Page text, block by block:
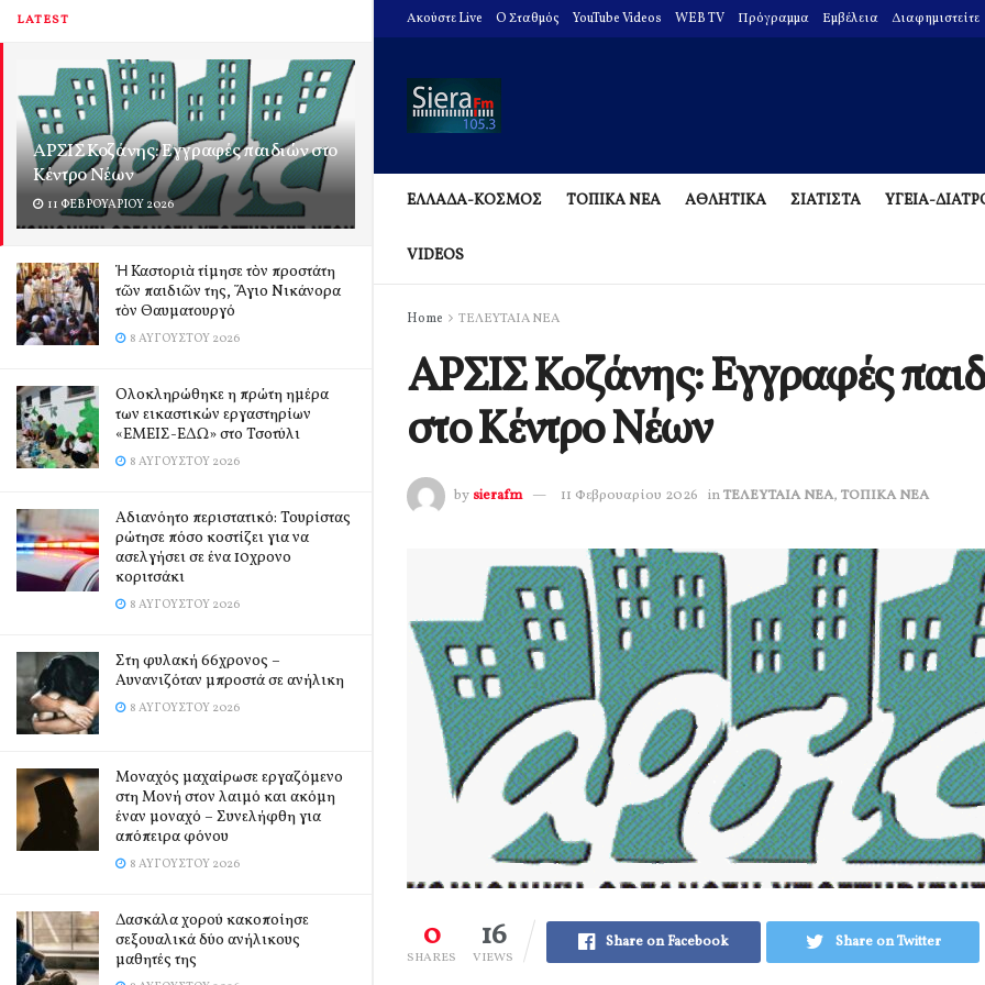
LATEST
ΑΡΣΙΣ Κοζάνης: Εγγραφές παιδιών στο
Κέντρο Νέων
11 ΦΕΒΡΟΥΑΡΊΟΥ 2026
Ἡ Καστοριὰ τίμησε τὸν προστάτη
τῶν παιδιῶν της, Ἅγιο Νικάνορα
τὸν Θαυματουργό
8 ΑΥΓΟΎΣΤΟΥ 2026
Ολοκληρώθηκε η πρώτη ημέρα
των εικαστικών εργαστηρίων
«ΕΜΕΙΣ-ΕΔΩ» στο Τσοτύλι
8 ΑΥΓΟΎΣΤΟΥ 2026
Αδιανόητο περιστατικό: Τουρίστας
ρώτησε πόσο κοστίζει για να
ασελγήσει σε ένα 10χρονο
κοριτσάκι
8 ΑΥΓΟΎΣΤΟΥ 2026
Στη φυλακή 66χρονος –
Αυνανιζόταν μπροστά σε ανήλικη
8 ΑΥΓΟΎΣΤΟΥ 2026
Μοναχός μαχαίρωσε εργαζόμενο
στη Μονή στον λαιμό και ακόμη
έναν μοναχό – Συνελήφθη για
απόπειρα φόνου
8 ΑΥΓΟΎΣΤΟΥ 2026
Δασκάλα χορού κακοποίησε
σεξουαλικά δύο ανήλικους
μαθητές της
Ακούστε Live O Σταθμός YouTube Videos WEB TV Πρόγραμμα Εμβέλεια Διαφημιστείτε
ΕΛΛΑΔΑ-ΚΟΣΜΟΣ ΤΟΠΙΚΑ ΝΕΑ ΑΘΛΗΤΙΚΑ ΣΙΑΤΙΣΤΑ ΥΓΕΙΑ-
VIDEOS
Home ΤΕΛΕΥΤΑΙΑ ΝΕΑ
ΑΡΣΙΣ Κοζάνης: Εγγραφές
στο Κέντρο Νέων
by sierafm 11 Φεβρουαρίου 2026 inΤΕΛΕΥΤΑΙΑ ΝΕΑ, ΤΟΠΙΚΑ ΝΕΑ
0
SHARES
16
VIEWS
Share on Facebook Share on Twitter